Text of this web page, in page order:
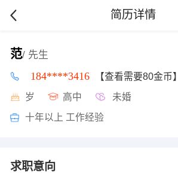
简历详情
范/ 先生
184****3416 【查看需要80金币】
岁 高中 未婚
十年以上 工作经验
求职意向